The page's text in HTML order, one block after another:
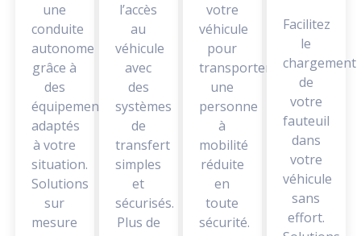
une
conduite
autonome
grâce à
des
équipements
adaptés
à votre
situation.
Solutions
sur
mesure
l’accès
au
véhicule
avec
des
systèmes
de
transfert
simples
et
sécurisés.
Plus de
votre
véhicule
pour
transporter
une
personne
à
mobilité
réduite
en
toute
sécurité.
Facilitez
le
chargement
de
votre
fauteuil
dans
votre
véhicule
sans
effort.